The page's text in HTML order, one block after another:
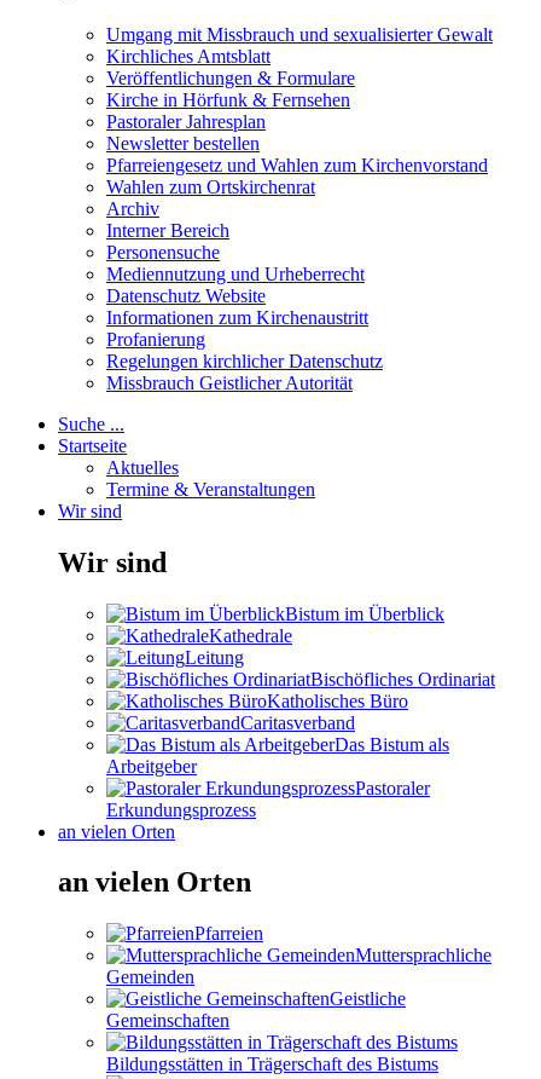
Umgang mit Missbrauch und sexualisierter Gewalt
Kirchliches Amtsblatt
Veröffentlichungen & Formulare
Kirche in Hörfunk & Fernsehen
Pastoraler Jahresplan
Newsletter bestellen
Pfarreiengesetz und Wahlen zum Kirchenvorstand
Wahlen zum Ortskirchenrat
Archiv
Interner Bereich
Personensuche
Mediennutzung und Urheberrecht
Datenschutz Website
Informationen zum Kirchenaustritt
Profanierung
Regelungen kirchlicher Datenschutz
Missbrauch Geistlicher Autorität
Suche ...
Startseite
Aktuelles
Termine & Veranstaltungen
Wir sind
Wir sind
Bistum im Überblick
Kathedrale
Leitung
Bischöfliches Ordinariat
Katholisches Büro
Caritasverband
Das Bistum als
Arbeitgeber
Pastoraler
Erkundungsprozess
an vielen Orten
an vielen Orten
Pfarreien
Muttersprachliche
Gemeinden
Geistliche
Gemeinschaften
Bildungsstätten in Trägerschaft des Bistums